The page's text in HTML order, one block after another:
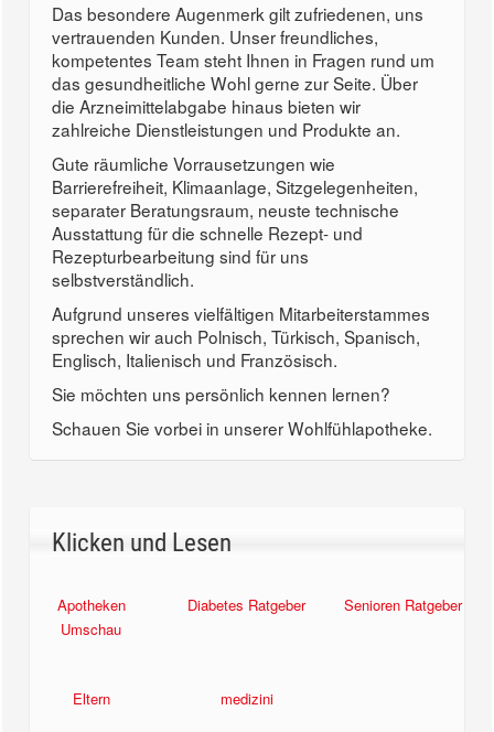
Das besondere Augenmerk gilt zufriedenen, uns
vertrauenden Kunden. Unser freundliches,
kompetentes Team steht Ihnen in Fragen rund um
das gesundheitliche Wohl gerne zur Seite. Über
die Arzneimittelabgabe hinaus bieten wir
zahlreiche Dienstleistungen und Produkte an.
Gute räumliche Vorrausetzungen wie
Barrierefreiheit, Klimaanlage, Sitzgelegenheiten,
separater Beratungsraum, neuste technische
Ausstattung für die schnelle Rezept- und
Rezepturbearbeitung sind für uns
selbstverständlich.
Aufgrund unseres vielfältigen Mitarbeiterstammes
sprechen wir auch Polnisch, Türkisch, Spanisch,
Englisch, Italienisch und Französisch.
Sie möchten uns persönlich kennen lernen?
Schauen Sie vorbei in unserer Wohlfühlapotheke.
Klicken und Lesen
Apotheken
Umschau
Diabetes Ratgeber Senioren Ratgeber
Eltern medizini